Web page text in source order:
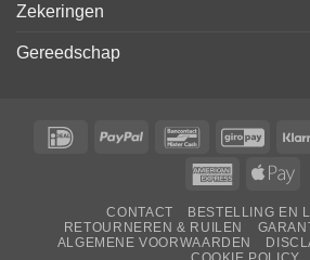
Zekeringen
Gereedschap
IDeal PayPal Bancontact
American
CONTACT
BESTELLING EN
RETOURNEREN & RUILEN
ALGEMENE VOORWAARDEN